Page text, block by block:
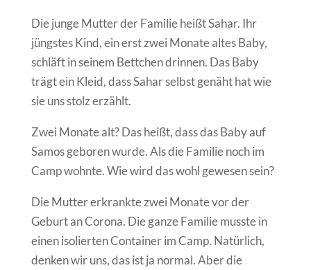
Die junge Mutter der Familie heißt Sahar. Ihr
jüngstes Kind, ein erst zwei Monate altes Baby,
schläft in seinem Bettchen drinnen. Das Baby
trägt ein Kleid, dass Sahar selbst genäht hat wie
sie uns stolz erzählt.
Zwei Monate alt? Das heißt, dass das Baby auf
Samos geboren wurde. Als die Familie noch im
Camp wohnte. Wie wird das wohl gewesen sein?
Die Mutter erkrankte zwei Monate vor der
Geburt an Corona. Die ganze Familie musste in
einen isolierten Container im Camp. Natürlich,
denken wir uns, das ist ja normal. Aber die